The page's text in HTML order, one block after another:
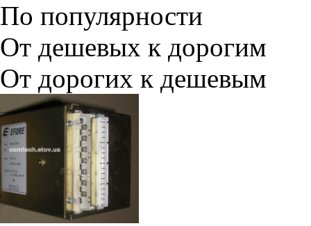
По популярности
От дешевых к дорогим
От дорогих к дешевым